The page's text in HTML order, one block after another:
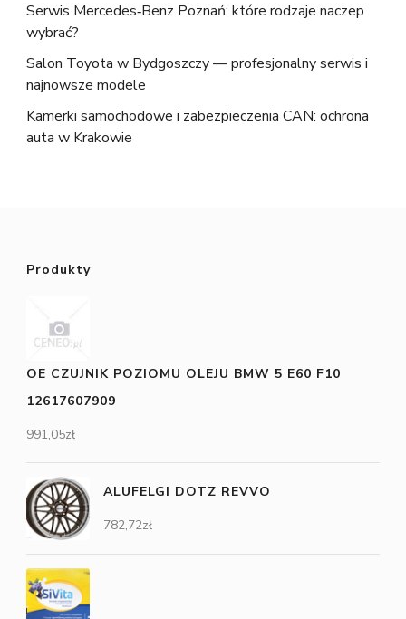
Serwis Mercedes‑Benz Poznań: które rodzaje naczep
wybrać?
Salon Toyota w Bydgoszczy — profesjonalny serwis i
najnowsze modele
Kamerki samochodowe i zabezpieczenia CAN: ochrona
auta w Krakowie
Produkty
OE CZUJNIK POZIOMU OLEJU BMW 5 E60 F10
12617607909
991,05zł
ALUFELGI DOTZ REVVO
782,72zł